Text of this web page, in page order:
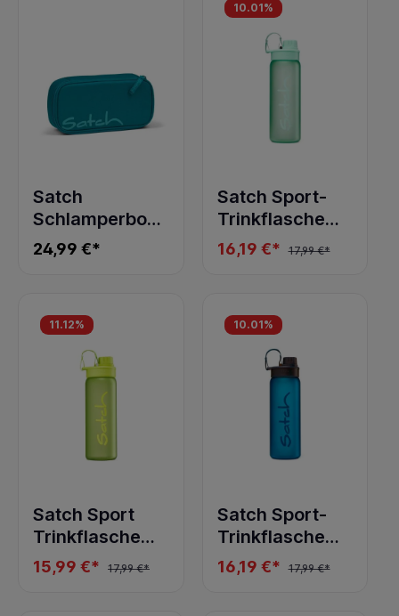
Satch
Schlamperbox
Deep Petrol
24,99 €*
10.01%
Satch Sport-
Trinkflasche
mint tritan
16,19 €* 17,99 €*
11.12%
Satch Sport
Trinkflasche
Lime Green
15,99 €* 17,99 €*
10.01%
Satch Sport-
Trinkflasche
blue tritan
16,19 €* 17,99 €*